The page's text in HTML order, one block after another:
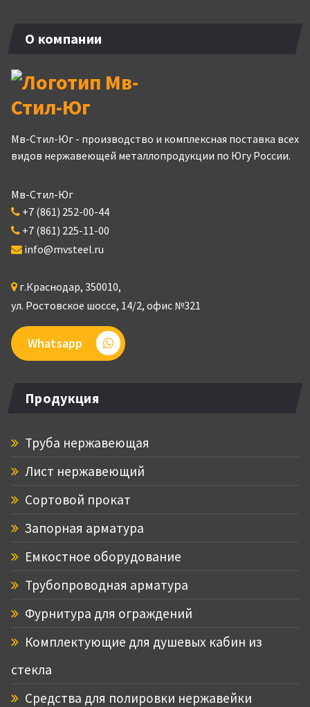
О компании
Мв-Стил-Юг - производство и комплексная поставка всех
видов нержавеющей металлопродукции по Югу России.
Мв-Стил-Юг
+7 (861) 252-00-44
+7 (861) 225-11-00
info@mvsteel.ru
г.Краснодар, 350010,
ул. Ростовское шоссе, 14/2, офис №321
Whatsapp
Продукция
Труба нержавеющая
Лист нержавеющий
Сортовой прокат
Запорная арматура
Емкостное оборудование
Трубопроводная арматура
Фурнитура для ограждений
Комплектующие для душевых кабин из
стекла
Средства для полировки нержавейки